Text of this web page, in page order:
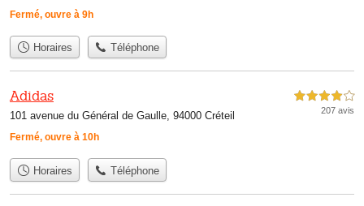
Fermé, ouvre à 9h
Horaires Téléphone
Adidas
101 avenue du Général de Gaulle, 94000 Créteil
Fermé, ouvre à 10h
4,0 étoiles sur 5
207 avis
Horaires Téléphone